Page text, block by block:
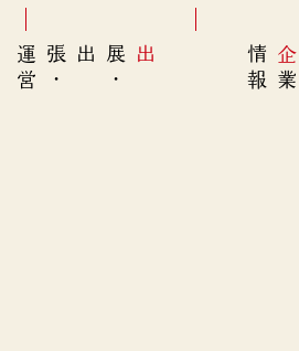
出展
・
出張
・
運
営
企
業
情
報